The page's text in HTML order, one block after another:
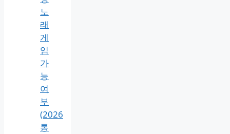
노
래
게
임
가
능
여
부
(2026
통